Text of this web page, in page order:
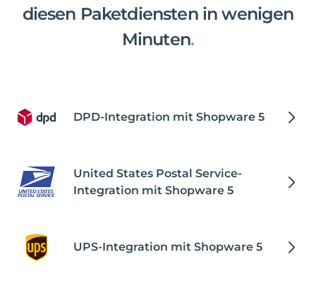
diesen Paketdiensten in wenigen
Minuten.
DPD-Integration mit Shopware 5
United States Postal Service-
Integration mit Shopware 5
UPS-Integration mit Shopware 5